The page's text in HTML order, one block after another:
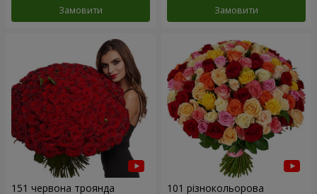
Замовити Замовити
151 червона троянда 101 різнокольорова